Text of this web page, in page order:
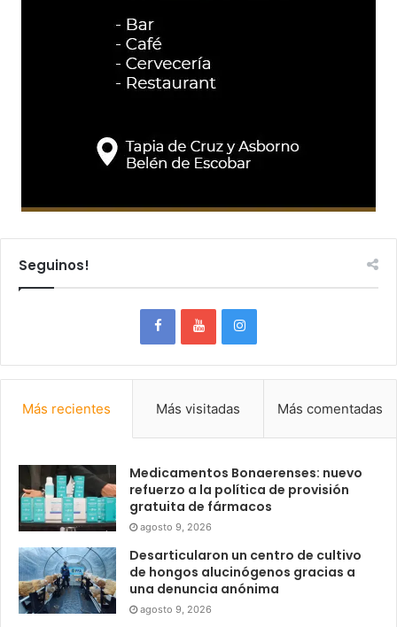
Seguinos!
Más recientes Más visitadas Más comentadas
Medicamentos Bonaerenses: nuevo
refuerzo a la política de provisión
gratuita de fármacos
agosto 9, 2026
Desarticularon un centro de cultivo
de hongos alucinógenos gracias a
una denuncia anónima
agosto 9, 2026